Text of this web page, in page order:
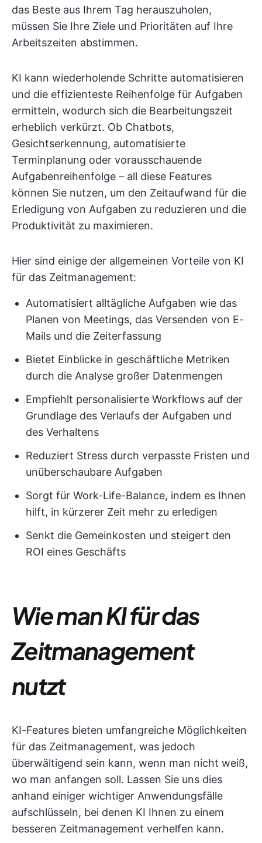
das Beste aus Ihrem Tag herauszuholen,
müssen Sie Ihre Ziele und Prioritäten auf Ihre
Arbeitszeiten abstimmen.
KI kann wiederholende Schritte automatisieren
und die effizienteste Reihenfolge für Aufgaben
ermitteln, wodurch sich die Bearbeitungszeit
erheblich verkürzt. Ob Chatbots,
Gesichtserkennung, automatisierte
Terminplanung oder vorausschauende
Aufgabenreihenfolge – all diese Features
können Sie nutzen, um den Zeitaufwand für die
Erledigung von Aufgaben zu reduzieren und die
Produktivität zu maximieren.
Hier sind einige der allgemeinen Vorteile von KI
für das Zeitmanagement:
Automatisiert alltägliche Aufgaben wie das
Planen von Meetings, das Versenden von E-
Mails und die Zeiterfassung
Bietet Einblicke in geschäftliche Metriken
durch die Analyse großer Datenmengen
Empfiehlt personalisierte Workflows auf der
Grundlage des Verlaufs der Aufgaben und
des Verhaltens
Reduziert Stress durch verpasste Fristen und
unüberschaubare Aufgaben
Sorgt für Work-Life-Balance, indem es Ihnen
hilft, in kürzerer Zeit mehr zu erledigen
Senkt die Gemeinkosten und steigert den
ROI eines Geschäfts
Wie man KI für das
Zeitmanagement
nutzt
KI-Features bieten umfangreiche Möglichkeiten
für das Zeitmanagement, was jedoch
überwältigend sein kann, wenn man nicht weiß,
wo man anfangen soll. Lassen Sie uns dies
anhand einiger wichtiger Anwendungsfälle
aufschlüsseln, bei denen KI Ihnen zu einem
besseren Zeitmanagement verhelfen kann.